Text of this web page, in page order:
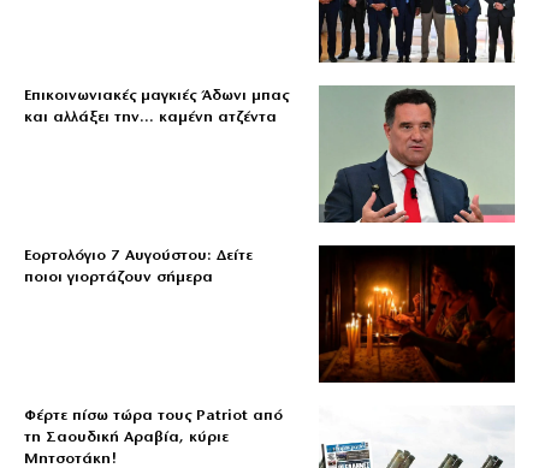
Επικοινωνιακές μαγκιές Άδωνι μπας
και αλλάξει την… καμένη ατζέντα
Εορτολόγιο 7 Αυγούστου: Δείτε
ποιοι γιορτάζουν σήμερα
Φέρτε πίσω τώρα τους Patriot από
τη Σαουδική Αραβία, κύριε
Μητσοτάκη!